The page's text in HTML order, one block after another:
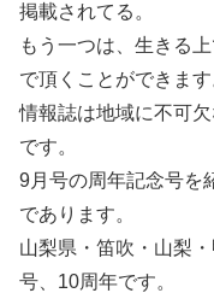
掲載されてる。
もう一つは、生きる
で頂くことができます
情報誌は地域に不可
です。
9月号の周年記念号を
であります。
山梨県・笛吹・山梨
号、10周年です。